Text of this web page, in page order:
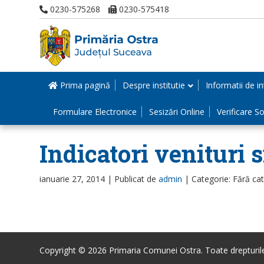
0230-575268 0230-575418
Prima pagină Despre institutie Informatii de
Formulare Electronice Sesizări Online Verificare
Indicatori venituri
ianuarie 27, 2014 | Publicat de admin | Categorie: Fără
Copyright © 2026 Primaria Comunei Ostra. Toate